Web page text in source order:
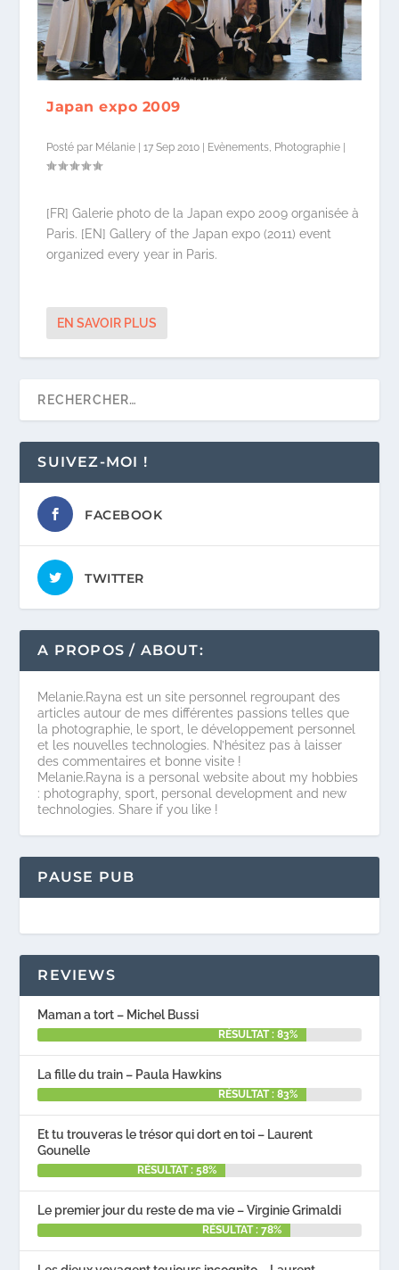
Japan expo 2009
Posté par Mélanie |17 Sep 2010 | Evènements, Photographie |
[FR] Galerie photo de la Japan expo 2009 organisée à
Paris. [EN] Gallery of the Japan expo (2011) event
organized every year in Paris.
EN SAVOIR PLUS
SUIVEZ-MOI !
FACEBOOK
TWITTER
A PROPOS / ABOUT:
Melanie.Rayna est un site personnel regroupant des
articles autour de mes différentes passions telles que
la photographie, le sport, le développement personnel
et les nouvelles technologies. N’hésitez pas à laisser
des commentaires et bonne visite !
Melanie.Rayna is a personal website about my hobbies
: photography, sport, personal development and new
technologies. Share if you like !
PAUSE PUB
REVIEWS
Maman a tort – Michel Bussi
RÉSULTAT : 83%
La fille du train – Paula Hawkins
RÉSULTAT : 83%
Et tu trouveras le trésor qui dort en toi – Laurent
Gounelle
RÉSULTAT : 58%
Le premier jour du reste de ma vie – Virginie Grimaldi
RÉSULTAT : 78%